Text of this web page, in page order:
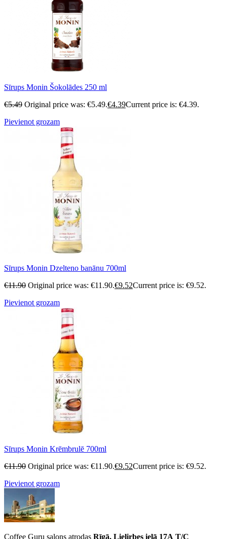
Sīrups Monin Šokolādes 250 ml
€5.49 Original price was: €5.49.€4.39Current price is: €4.39.
Pievienot grozam
Sīrups Monin Dzelteno banānu 700ml
€11.90 Original price was: €11.90.€9.52Current price is: €9.52.
Pievienot grozam
Sīrups Monin Krēmbrulē 700ml
€11.90 Original price was: €11.90.€9.52Current price is: €9.52.
Pievienot grozam
Coffee Guru salons atrodas Rīgā, Lielirbes ielā 17A T/C